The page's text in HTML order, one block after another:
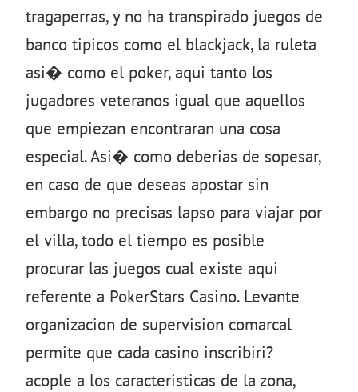
tragaperras, y no ha transpirado juegos de
banco tipicos como el blackjack, la ruleta
asi� como el poker, aqui tanto los
jugadores veteranos igual que aquellos
que empiezan encontraran una cosa
especial. Asi� como deberias de sopesar,
en caso de que deseas apostar sin
embargo no precisas lapso para viajar por
el villa, todo el tiempo es posible
procurar las juegos cual existe aqui
referente a PokerStars Casino. Levante
organizacion de supervision comarcal
permite que cada casino inscribiri?
acople a los caracteristicas de la zona,